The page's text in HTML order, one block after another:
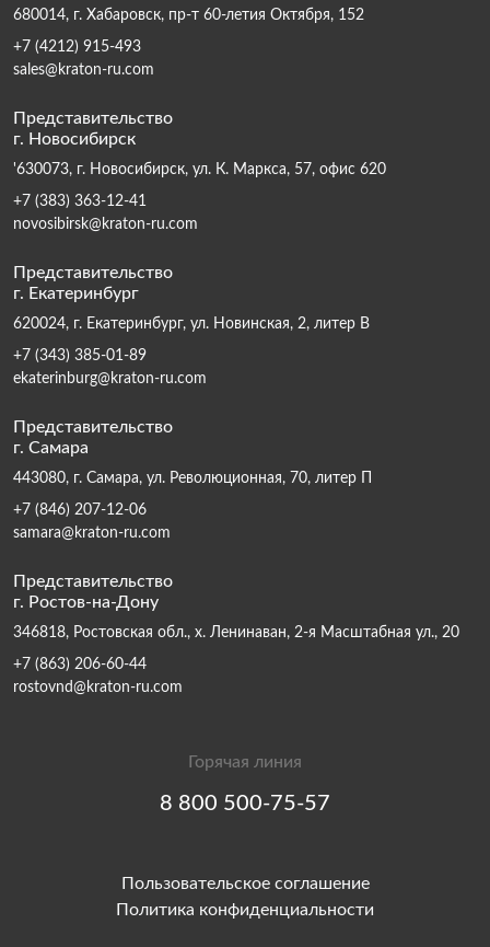
680014, г. Хабаровск, пр-т 60-летия Октября, 152
+7 (4212) 915-493
sales@kraton-ru.com
Представительство
г. Новосибирск
'630073, г. Новосибирск, ул. К. Маркса, 57, офис 620
+7 (383) 363-12-41
novosibirsk@kraton-ru.com
Представительство
г. Екатеринбург
620024, г. Екатеринбург, ул. Новинская, 2, литер В
+7 (343) 385-01-89
ekaterinburg@kraton-ru.com
Представительство
г. Самара
443080, г. Самара, ул. Революционная, 70, литер П
+7 (846) 207-12-06
samara@kraton-ru.com
Представительство
г. Ростов-на-Дону
346818, Ростовская обл., х. Ленинаван, 2-я Масштабная ул., 20
+7 (863) 206-60-44
rostovnd@kraton-ru.com
Горячая линия
8 800 500-75-57
Пользовательское соглашение
Политика конфиденциальности